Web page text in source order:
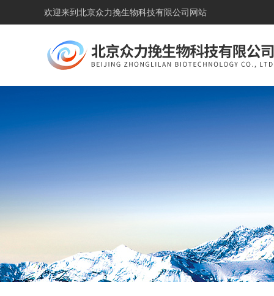
欢迎来到 北京众力挽生物科技有限公司网站